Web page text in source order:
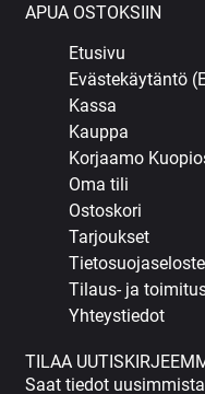
APUA OSTOKSIIN
Etusivu
Evästekäytäntö
Kassa
Kauppa
Korjaamo
Oma tili
Ostoskori
Tarjoukset
Tietosuojaseloste
Tilaus- ja
Yhteystiedot
TILAA
Saat tiedot